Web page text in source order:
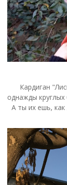
Кардиган
однажды круглых
А ты их ешь, как
пока они от
пряжей и
подумала я. И
Размер
30г белой, 50г